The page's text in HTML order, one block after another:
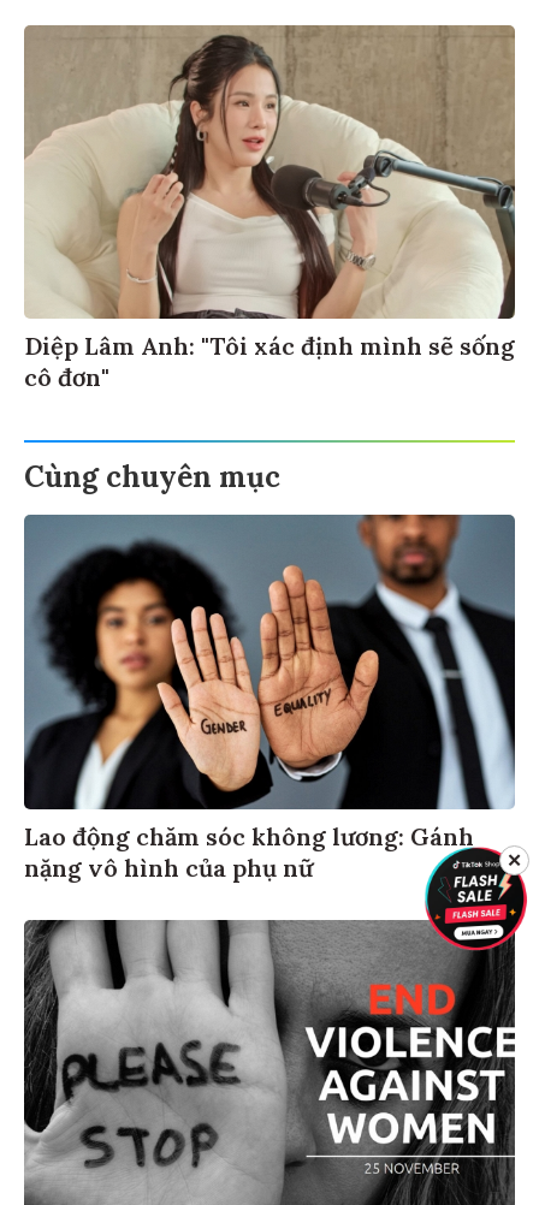
Diệp Lâm Anh: "Tôi xác định mình sẽ sống
cô đơn"
Cùng chuyên mục
Lao động chăm sóc không lương: Gánh
nặng vô hình của phụ nữ
✕